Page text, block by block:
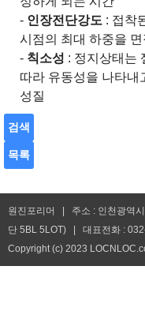
- 인장전단강도 : 접착
시점의 최대 하중을 면
- 칙소성 : 정지상태는
따라 유동성을 나타내
성질
검색
목록
원진포리머 | 주소 : 인천광역
단 5BL 5LOT) | 대표전화 :
Copyright (c) 2023